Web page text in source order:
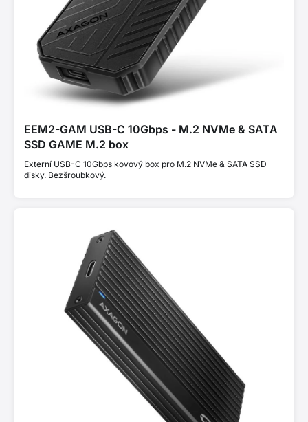
EEM2-GAM USB-C 10Gbps - M.2 NVMe & SATA
SSD GAME M.2 box
Externí USB-C 10Gbps kovový box pro M.2 NVMe & SATA SSD
disky. Bezšroubkový.